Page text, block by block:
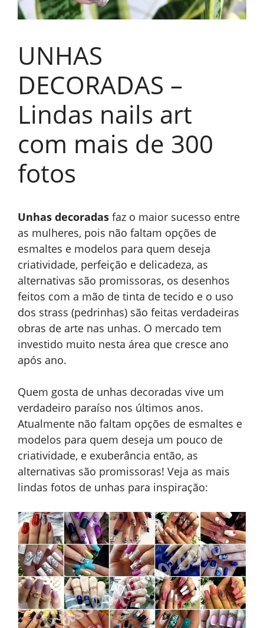
UNHAS
DECORADAS –
Lindas nails art
com mais de 300
fotos
Unhas decoradas faz o maior sucesso entre
as mulheres, pois não faltam opções de
esmaltes e modelos para quem deseja
criatividade, perfeição e delicadeza, as
alternativas são promissoras, os desenhos
feitos com a mão de tinta de tecido e o uso
dos strass (pedrinhas) são feitas verdadeiras
obras de arte nas unhas. O mercado tem
investido muito nesta área que cresce ano
após ano.
Quem gosta de unhas decoradas vive um
verdadeiro paraíso nos últimos anos.
Atualmente não faltam opções de esmaltes e
modelos para quem deseja um pouco de
criatividade, e exuberância então, as
alternativas são promissoras! Veja as mais
lindas fotos de unhas para inspiração: